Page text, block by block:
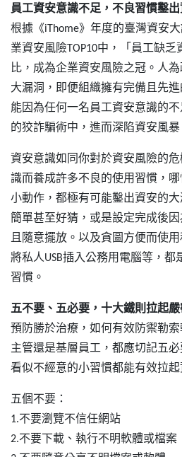
員工資安意識不足，不良習慣鑿
根據《iThome》年度的臺灣資安
業資安風險TOP10中，「員工缺乏
比，成為企業資安風險之冠。人
大漏洞，即便組織擁有完備且先進
能因為任何一名員工資安意識的
的狡詐騙術中，進而深陷資安風暴
資安意識如同你對於資安風險的
識而養成許多不良的使用習慣，
小動作，都極有可能鑿出資安的
簡單甚至好猜，或是設定完成後
且隨意擺放。以及貪圖方便而使
將私人USB插入公務用電腦等，
習慣。
五不要、五必要，十大鐵則拉起
預防勝於治療，如何有效防禦勒
主管還是基層員工，都應切記五
看似不經意的小習慣都能有效拉起
五個不要：
1.不要瀏覽不信任網站
2.不要下載、執行不明軟體或檔案